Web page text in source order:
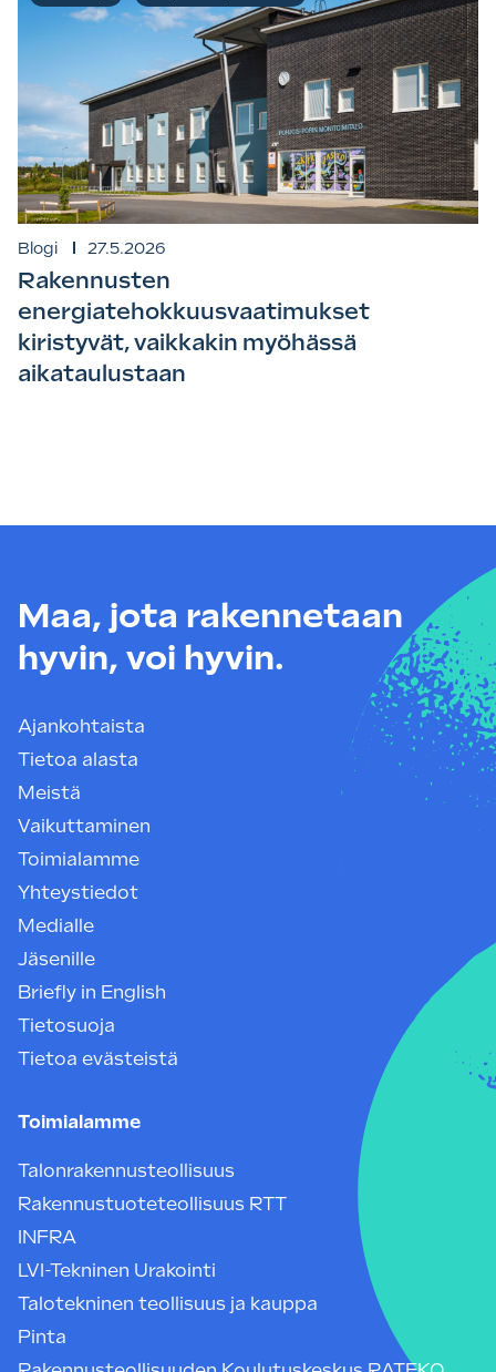
Blogi 27.5.2026
Rakennusten
energiatehokkuusvaatimukset
kiristyvät, vaikkakin myöhässä
aikataulustaan
Maa, jota rakennetaan
hyvin, voi hyvin.
Ajankohtaista
Tietoa alasta
Meistä
Vaikuttaminen
Toimialamme
Yhteystiedot
Medialle
Jäsenille
Briefly in English
Tietosuoja
Tietoa evästeistä
Toimialamme
Talonrakennusteollisuus
Rakennustuoteteollisuus RTT
INFRA
LVI-Tekninen Urakointi
Talotekninen teollisuus ja kauppa
Pinta